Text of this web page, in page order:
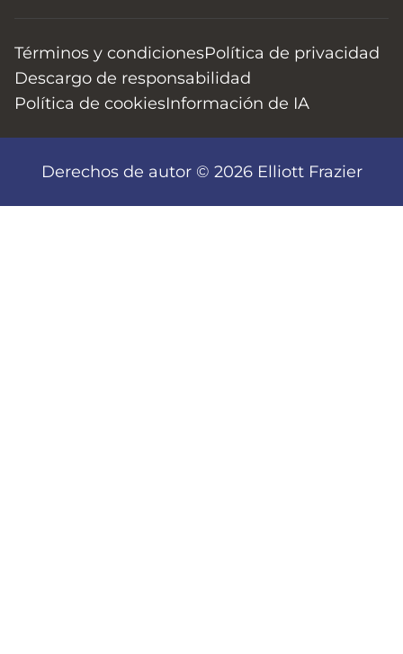
Términos y condicionesPolítica de privacidad
Descargo de responsabilidad
Política de cookiesInformación de IA
Derechos de autor © 2026 Elliott Frazier